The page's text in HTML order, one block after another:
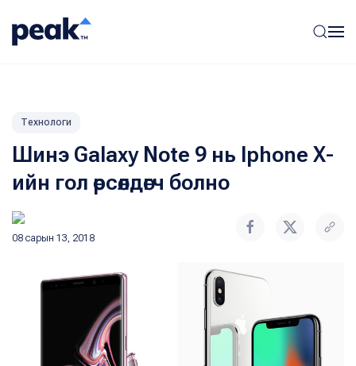
Технологи
Шинэ Galaxy Note 9 нь Iphone X-
ийн гол өрсөлдөгч болно
08 сарын 13, 2018